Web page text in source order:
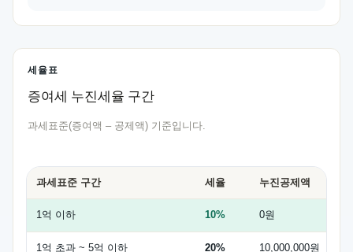
세율표
증여세 누진세율 구간
과세표준(증여액 – 공제액) 기준입니다.
과세표준 구간 세율 누진공제액
1억 이하 10% 0원
1억 초과 ~ 5억 이하 20% 10,000,000원